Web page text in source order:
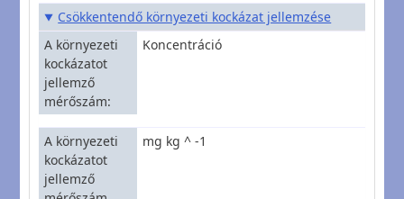
Csökkentendő környezeti kockázat jellemzése
A környezeti
kockázatot
jellemző
mérőszám
Koncentráció
A környezeti
kockázatot
jellemző
mg kg ^ -1